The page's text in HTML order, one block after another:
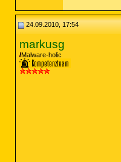
24.09.2010, 17:54
markusg
Malware-holic